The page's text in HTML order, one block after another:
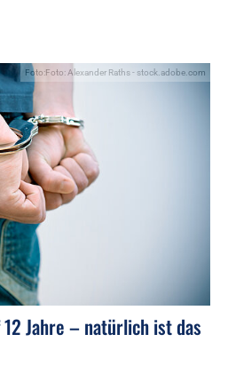
Foto:Foto: Alexander Raths - stock.adobe.com
Jahre – natürlich ist das